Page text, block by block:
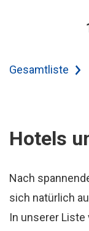
Gesamtliste
Hotels
Nach
sich natürlich
In unserer Liste